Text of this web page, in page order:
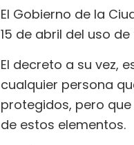
El Gobierno de la
15 de abril del uso
El decreto a su vez,
cualquier persona
protegidos, pero
de estos elementos.